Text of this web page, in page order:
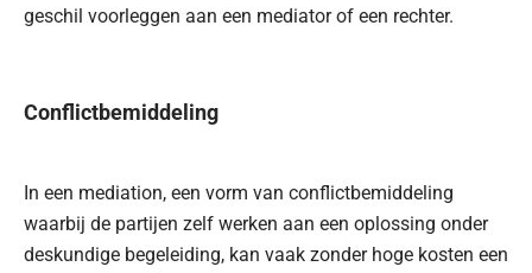
geschil voorleggen aan een mediator of een rechter.
Conflictbemiddeling
In een mediation, een vorm van conflictbemiddeling
waarbij de partijen zelf werken aan een oplossing onder
deskundige begeleiding, kan vaak zonder hoge kosten een